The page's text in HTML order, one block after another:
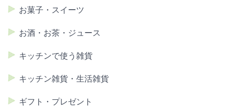
お菓子・スイーツ
お酒・お茶・ジュース
キッチンで使う雑貨
キッチン雑貨・生活雑貨
ギフト・プレゼント